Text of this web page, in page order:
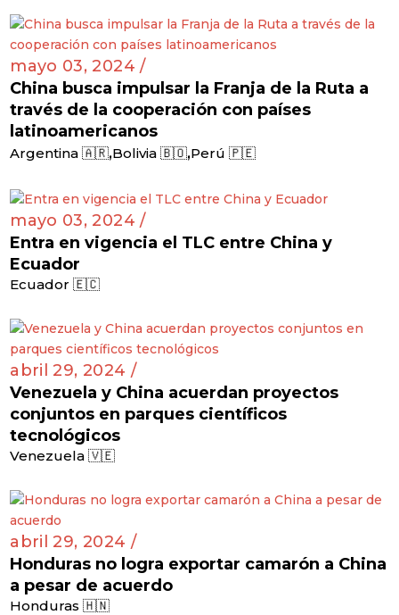
mayo 03, 2024 /
China busca impulsar la Franja de la Ruta a
través de la cooperación con países
latinoamericanos
Argentina 🇦🇷,Bolivia 🇧🇴,Perú 🇵🇪
mayo 03, 2024 /
Entra en vigencia el TLC entre China y
Ecuador
Ecuador 🇪🇨
abril 29, 2024 /
Venezuela y China acuerdan proyectos
conjuntos en parques científicos
tecnológicos
Venezuela 🇻🇪
abril 29, 2024 /
Honduras no logra exportar camarón a China
a pesar de acuerdo
Honduras 🇭🇳